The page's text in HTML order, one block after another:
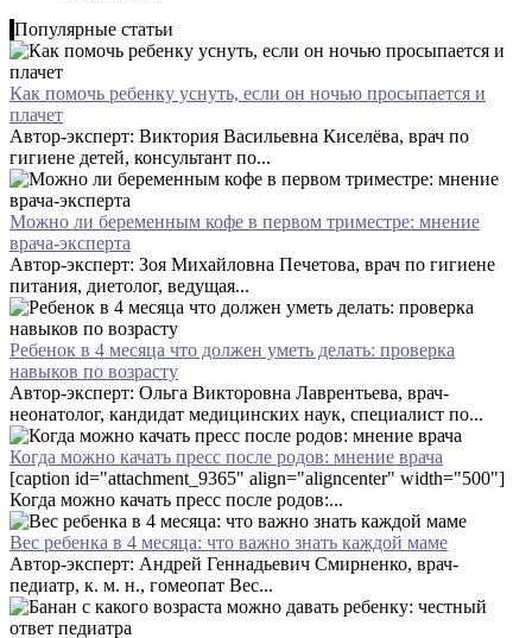
Популярные статьи
Как помочь ребенку уснуть, если он ночью просыпается и
плачет
Автор-эксперт: Виктория Васильевна Киселёва, врач по
гигиене детей, консультант по...
Можно ли беременным кофе в первом триместре: мнение
врача-эксперта
Автор-эксперт: Зоя Михайловна Печетова, врач по гигиене
питания, диетолог, ведущая...
Ребенок в 4 месяца что должен уметь делать: проверка
навыков по возрасту
Автор-эксперт: Ольга Викторовна Лаврентьева, врач-
неонатолог, кандидат медицинских наук, специалист по...
Когда можно качать пресс после родов: мнение врача
[caption id="attachment_9365" align="aligncenter" width="500"]
Когда можно качать пресс после родов:...
Вес ребенка в 4 месяца: что важно знать каждой маме
Автор-эксперт: Андрей Геннадьевич Смирненко, врач-
педиатр, к. м. н., гомеопат Вес...